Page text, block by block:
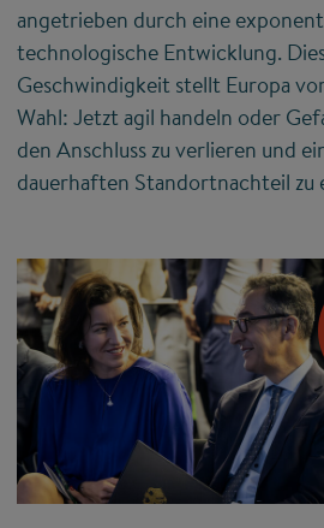
angetrieben durch eine
technologische Entwicklung.
Geschwindigkeit stellt Europa
Wahl: Jetzt agil handeln oder
den Anschluss zu verlieren und
dauerhaften Standortnachteil zu